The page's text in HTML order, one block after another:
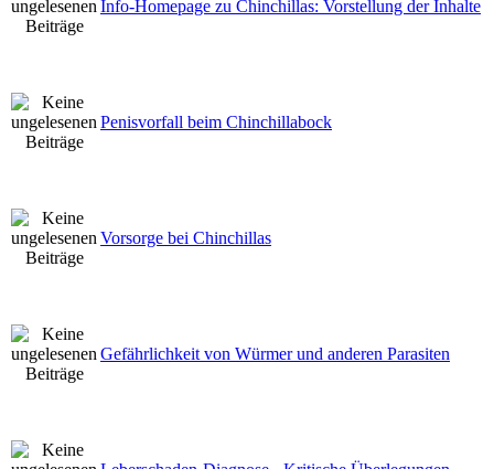
Info-Homepage zu Chinchillas: Vorstellung der Inhalte
Penisvorfall beim Chinchillabock
Vorsorge bei Chinchillas
Gefährlichkeit von Würmer und anderen Parasiten